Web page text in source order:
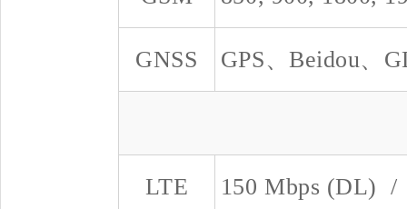
GNSS GPS、Beidou、
LTE 150 Mbps (DL)